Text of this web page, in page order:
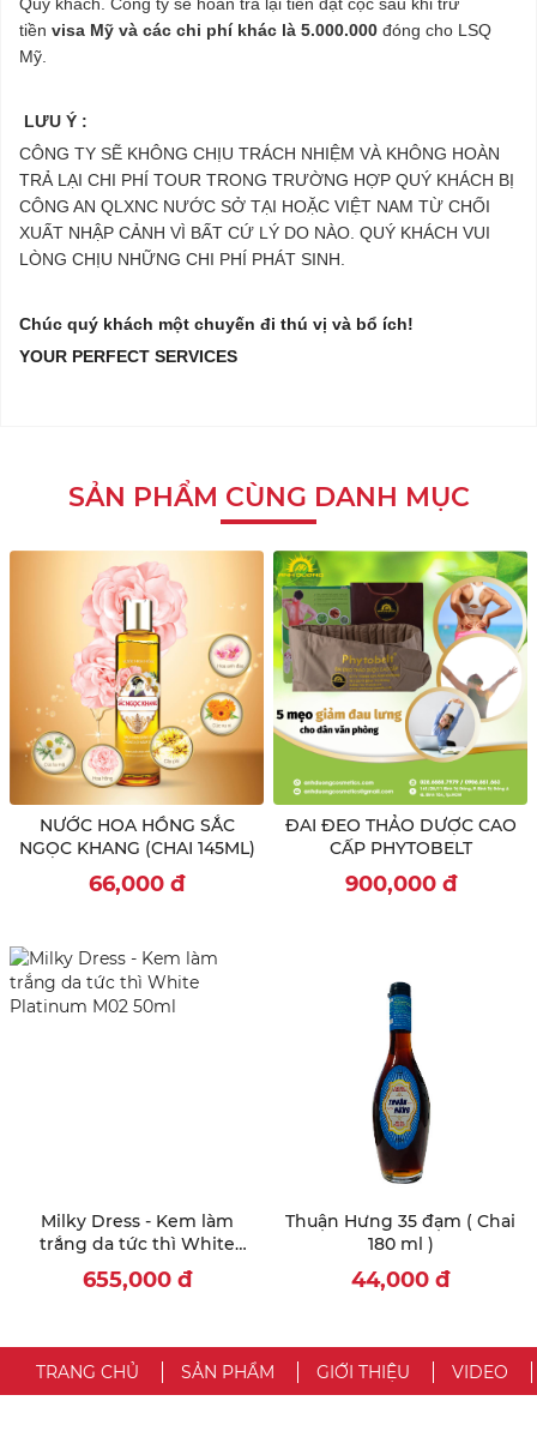
tiền visa Mỹ và các chi phí khác là 5.000.000 đóng cho LSQ
Mỹ.
LƯU Ý :
CÔNG TY SẼ KHÔNG CHỊU TRÁCH NHIỆM VÀ KHÔNG HOÀN
TRẢ LẠI CHI PHÍ TOUR TRONG TRƯỜNG HỢP QUÝ KHÁCH BỊ
CÔNG AN QLXNC NƯỚC SỞ TẠI HOẶC VIỆT NAM TỪ CHỐI
XUẤT NHẬP CẢNH VÌ BẤT CỨ LÝ DO NÀO. QUÝ KHÁCH VUI
LÒNG CHỊU NHỮNG CHI PHÍ PHÁT SINH.
Chúc quý khách một chuyến đi thú vị và bổ ích!
YOUR PERFECT SERVICES
SẢN PHẨM CÙNG DANH MỤC
NƯỚC HOA HỒNG SẮC
NGỌC KHANG (CHAI 145ML)
66,000 đ
ĐAI ĐEO THẢO DƯỢC CAO
CẤP PHYTOBELT
900,000 đ
Milky Dress - Kem làm
trắng da tức thì White
Platinum M02 50ml
655,000 đ
Thuận Hưng 35 đạm ( Chai
180 ml )
44,000 đ
TRANG CHỦ SẢN PHẨM GIỚI THIỆU VIDEO